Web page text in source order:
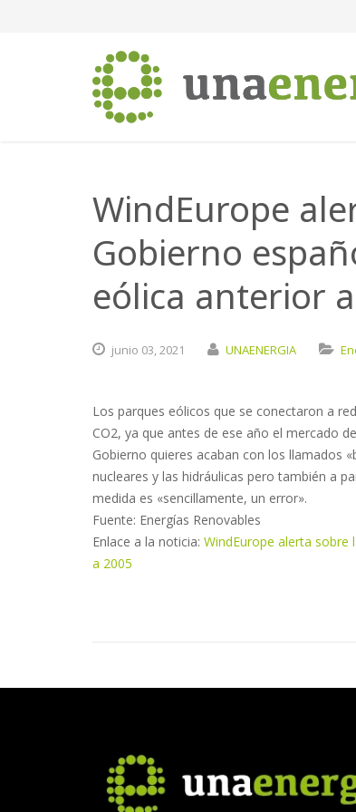
WindEurope
Gobierno
eólica anterior
junio 03,2021 UNAENERGIA
Los parques eólicos que se conectaron a
CO2, ya que antes de ese año el mercado
Gobierno quieres acaban con los llamados
nucleares y las hidráulicas pero también a
medida es «sencillamente, un error».
Fuente: Energías Renovables
Enlace a la noticia: WindEurope alerta
a 2005